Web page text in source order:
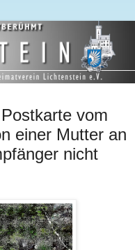
vom
einer Mutter an
nicht